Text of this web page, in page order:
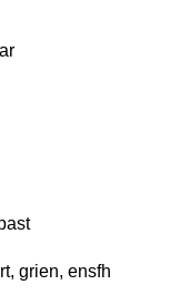
grien, ensfh